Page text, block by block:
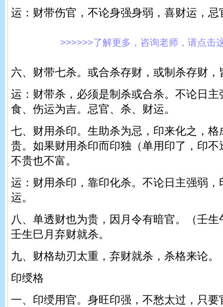
运：财带伤官，不论身强身弱，喜财运，忌
>>>>>>了解更多，咨询老师，请点击
六、财带七杀。或合杀存财，或制杀存财，
运：财带杀，必须是制杀或合杀。不论日
食、伤运为吉。忌官、杀、财运。
七、财用杀印。生助杀为忌，印来化之，
贵。如果财用杀印而印独（单用印了，印
不贵也不富。
运：财用杀印，靠印化杀。不论日主强弱
运。
八、单透财也为贵，因月令有暗官。（壬
壬生巳月弃财就杀。
九、财格劫刃太重，弃财就杀，杀格来论。
印绶格
一、印绶用官。身旺印强，不愁太过，只